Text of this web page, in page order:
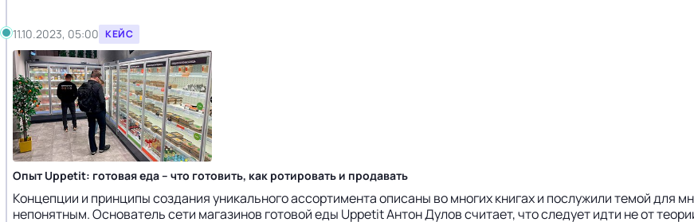
11.10.2023, 05:00 КЕЙС
Опыт Uppetit: готовая еда – что готовить, как ротировать и продавать
Концепции и принципы создания уникального ассортимента описаны во многих книгах и послужили темой для
непонятным. Основатель сети магазинов готовой еды Uppetit Антон Дулов считает, что следует идти не от